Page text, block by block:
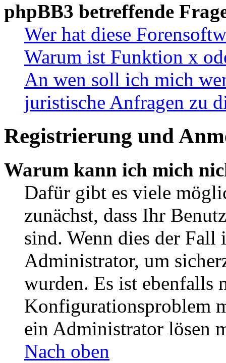
phpBB3 betreffende
Wer hat diese
Warum ist Funktion x
An wen soll ich mich
juristische Anfragen zu
Registrierung und
Warum kann ich mich
Dafür gibt es viele
zunächst, dass Ihr
sind. Wenn dies der Fall
Administrator, um
wurden. Es ist ebenfalls
Konfigurationsproblem
ein Administrator lösen
Nach oben